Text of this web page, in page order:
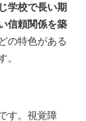
学校で長い期
信頼関係を築
の特色がある
。
す。視覚障